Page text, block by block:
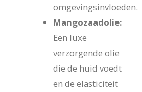
omgevingsinvloeden.
Mangozaadolie:
Een luxe
verzorgende olie
die de huid voedt
en de elasticiteit